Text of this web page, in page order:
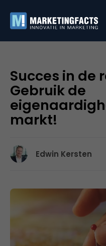
Succes in de
Gebruik de
markt!
Edwin Kersten